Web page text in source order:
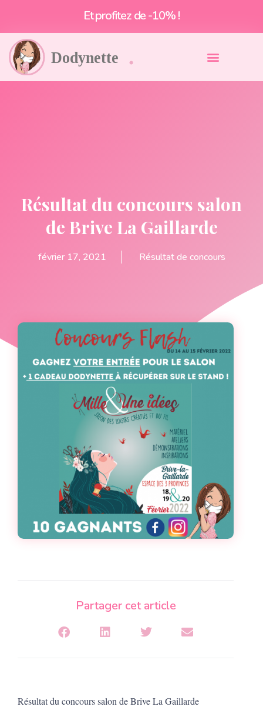
Et profitez de -10% !
Résultat du concours salon
de Brive La Gaillarde
février 17, 2021 Résultat de concours
Partager cet article
Résultat du concours salon de Brive La Gaillarde